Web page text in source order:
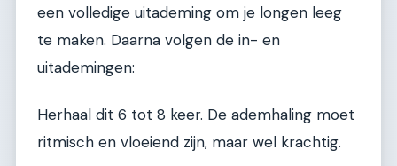
een volledige uitademing om je longen leeg
te maken. Daarna volgen de in- en
uitademingen:
Herhaal dit 6 tot 8 keer. De ademhaling moet
ritmisch en vloeiend zijn, maar wel krachtig.